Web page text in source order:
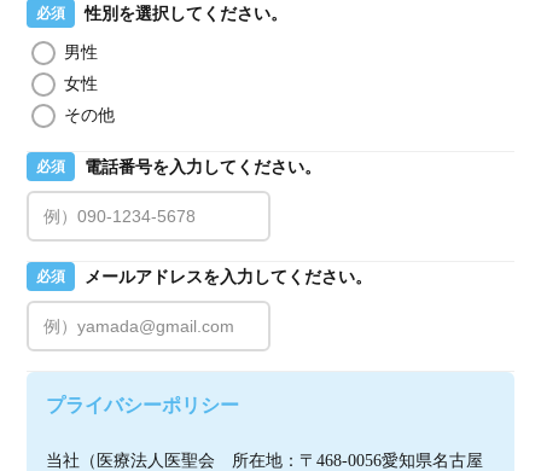
必須
性別を選択してください。
男性
女性
その他
必須 電話番号を入力してください。
必須 メールアドレスを入力してください。
プライバシーポリシー
当社（医療法人医聖会　所在地：〒468-0056愛知県名古屋